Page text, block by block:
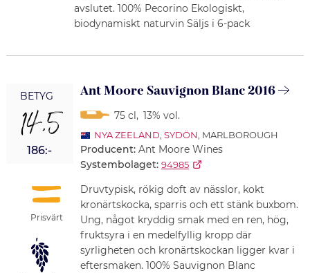
avslutet. 100% Pecorino Ekologiskt,
biodynamiskt naturvin Säljs i 6-pack
BETYG
14,5
186:-
Prisvärt
Ant Moore Sauvignon Blanc 2016
75 cl, 13% vol.
NYA ZEELAND SYDÖN , MARLBOROUGH
Producent: Ant Moore Wines
Systembolaget: 94985
Druvtypisk, rökig doft av nässlor, kokt
kronärtskocka, sparris och ett stänk buxbom.
Ung, något kryddig smak med en ren, hög,
fruktsyra i en medelfyllig kropp där
syrligheten och kronärtskockan ligger kvar i
eftersmaken. 100% Sauvignon Blanc